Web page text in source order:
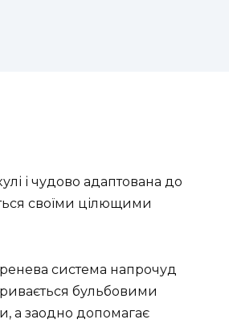
і чудово адаптована до
своїми цілющими
система напрочуд
бульбовими
а заодно допомагає